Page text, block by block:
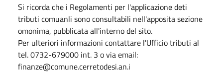
Si ricorda che i Regolamenti per l'applicazione deti
tributi comuanli sono consultabili nell'apposita sezione
omonima, pubblicata all'interno del sito.
Per ulteriori informazioni contattare l'Ufficio tributi al
tel. 0732-679000 int. 3 o via email:
finanze@comune.cerretodesi.an.i